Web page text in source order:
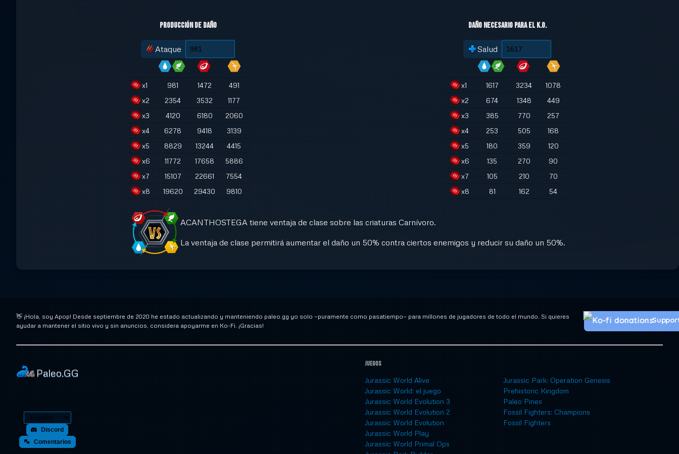
Producción de daño
Ataque
x1 981 1472
491
x2 2354 3532
1177
x3 4120 6180
2060
x4 6278 9418
3139
x5 8829 13244
4415
x6 11772 17658
5886
x7 15107 22661
7554
x8 19620 29430 9810
Daño necesario para el K.O.
Salud
x1 1617 3234
1078
x2 674 1348
449
x3 385 770
257
x4 253 505
168
x5 180 359
120
x6 135 270
90
x7 105 210
70
x8 81 162 54
ACANTHOSTEGA tiene ventaja de clase sobre las criaturas Carnívoro.
La ventaja de clase permitirá aumentar el daño un 50% contra ciertos enemigos y reducir su daño un 50%.
👋 ¡Hola, soy Apop! Desde septiembre de 2020 he estado actualizando y manteniendo paleo.gg yo solo —puramente como pasatiempo— para millones de jugadores de todo el mundo. Si quieres
ayudar a mantener el sitio vivo y sin anuncios, considera apoyarme en Ko-Fi. ¡Gracias!
Paleo.GG
Discord
Comentarios
Juegos
Jurassic World Alive
Jurassic World: el juego
Jurassic World Evolution 3
Jurassic World Evolution 2
Jurassic World Evolution
Jurassic World Play
Jurassic World Primal Ops
Jurassic Park: Operation Genesis
Prehistoric Kingdom
Paleo Pines
Fossil Fighters: Champions
Fossil Fighters